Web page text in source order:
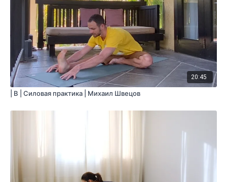
20:45
| B | Силовая практика | Михаил Швецов